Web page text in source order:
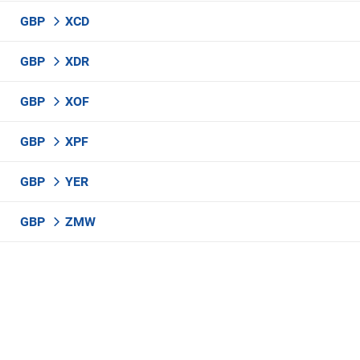
GBP XCD
GBP XDR
GBP XOF
GBP XPF
GBP YER
GBP ZMW